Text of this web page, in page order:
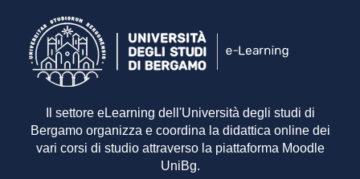
Il settore eLearning dell'Università degli studi di
Bergamo organizza e coordina la didattica online dei
vari corsi di studio attraverso la piattaforma Moodle
UniBg.